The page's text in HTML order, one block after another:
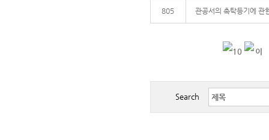
805 관공서의 촉탁등기에 관
Search